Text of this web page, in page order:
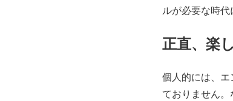
ルが必要な時代
正直、楽
個人的には、
ておりません